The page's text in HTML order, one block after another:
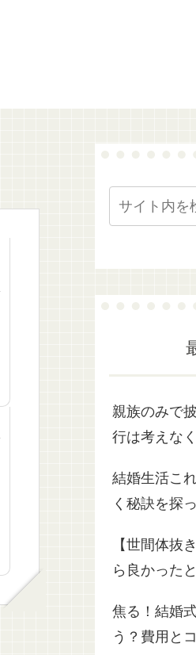
親族のみで
行は考えな
結婚生活こ
く秘訣を探
【世間体抜
ら良かった
焦る！結婚
う？費用と